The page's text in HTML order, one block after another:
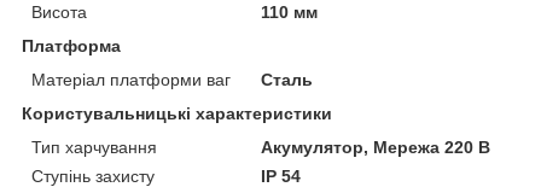
Висота
110 мм
Платформа
Матеріал платформи ваг
Сталь
Користувальницькі характеристики
Тип харчування
Акумулятор, Мережа 220 В
Ступінь захисту
IP 54